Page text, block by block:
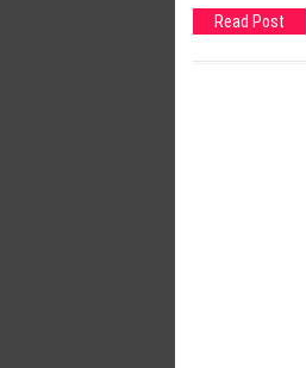
Read Post